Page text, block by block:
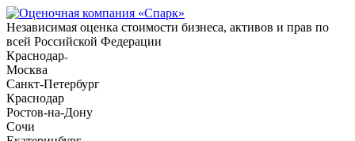
Независимая оценка стоимости бизнеса, активов и прав по
всей Российской Федерации
Краснодар
Москва
Санкт-Петербург
Краснодар
Ростов-на-Дону
Сочи